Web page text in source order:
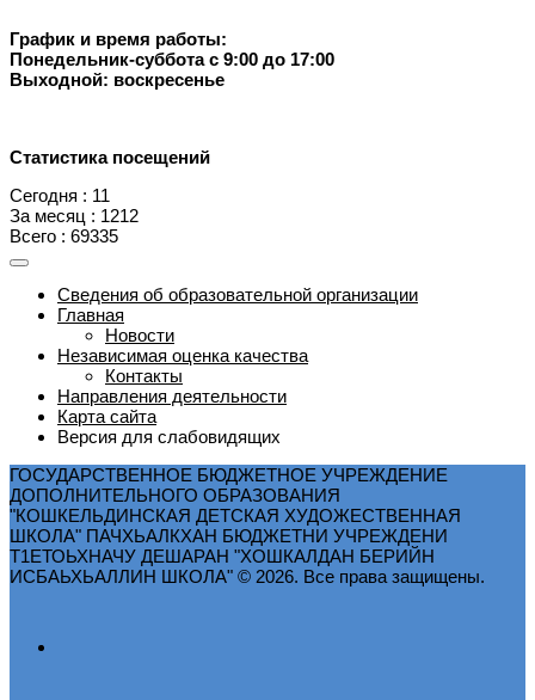
График и время работы:
Понедельник-суббота с 9:00 до 17:00
Выходной: воскресенье
Статистика посещений
Сегодня : 11
За месяц : 1212
Всего : 69335
Сведения об образовательной организации
Главная
Новости
Независимая оценка качества
Контакты
Направления деятельности
Карта сайта
Версия для слабовидящих
ГОСУДАРСТВЕННОЕ БЮДЖЕТНОЕ УЧРЕЖДЕНИЕ
ДОПОЛНИТЕЛЬНОГО ОБРАЗОВАНИЯ
"КОШКЕЛЬДИНСКАЯ ДЕТСКАЯ ХУДОЖЕСТВЕННАЯ
ШКОЛА" ПАЧХЬАЛКХАН БЮДЖЕТНИ УЧРЕЖДЕНИ
Т1ЕТОЬХНАЧУ ДЕШАРАН "ХОШКАЛДАН БЕРИЙН
ИСБАЬХЬАЛЛИН ШКОЛА" © 2026. Все права защищены.